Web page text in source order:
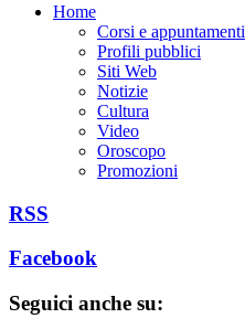
Home
Corsi e appuntamenti
Profili pubblici
Siti Web
Notizie
Cultura
Video
Oroscopo
Promozioni
RSS
Facebook
Seguici anche su: